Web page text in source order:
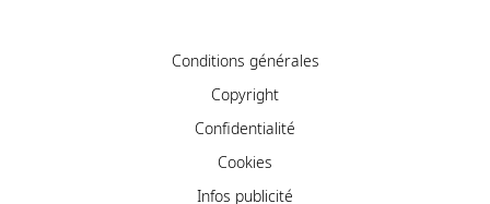
Conditions générales
Copyright
Confidentialité
Cookies
Infos publicité